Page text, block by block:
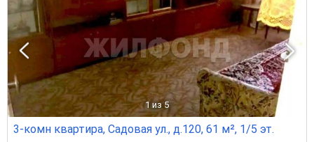
1 из 5
3-комн квартира, Садовая ул., д.120, 61 м², 1/5 эт.